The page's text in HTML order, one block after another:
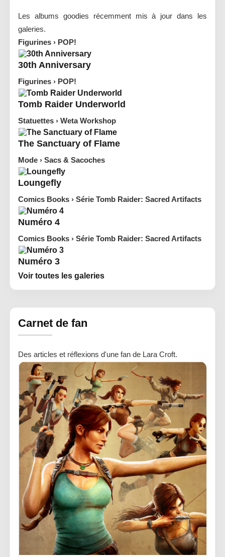
Les albums goodies récemment mis à jour dans les
galeries.
Figurines › POP!
30th Anniversary
Figurines › POP!
Tomb Raider Underworld
Statuettes › Weta Workshop
The Sanctuary of Flame
Mode › Sacs & Sacoches
Loungefly
Comics Books › Série Tomb Raider: Sacred Artifacts
Numéro 4
Comics Books › Série Tomb Raider: Sacred Artifacts
Numéro 3
Voir toutes les galeries
Carnet de fan
Des articles et réflexions d'une fan de Lara Croft.